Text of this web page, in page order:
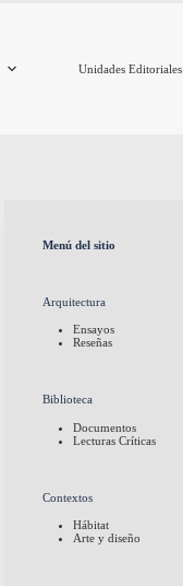
Unidades Editoriales
Menú del sitio
Arquitectura
Ensayos
Reseñas
Biblioteca
Documentos
Lecturas Críticas
Contextos
Hábitat
Arte y diseño